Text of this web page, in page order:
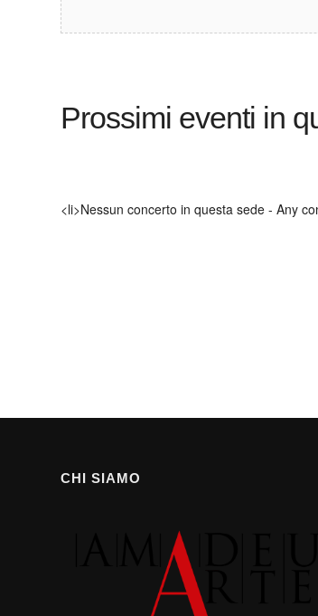
Prossimi eventi in
<li>Nessun concerto in questa sede - Any
CHI SIAMO